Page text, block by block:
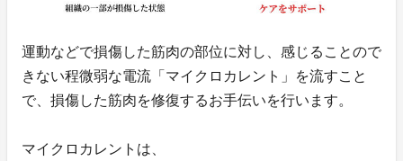
運動などで損傷した筋肉の部位に対し、感じることので
きない程微弱な電流「マイクロカレント」を流すこと
で、損傷した筋肉を修復するお手伝いを行います。
マイクロカレントは、